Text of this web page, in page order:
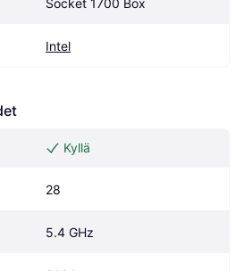
Socket 1700 Box
Intel
Kyllä
28
5.4 GHz